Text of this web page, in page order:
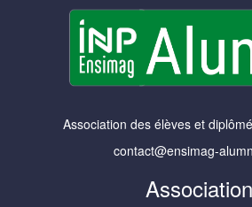
Association des élèves et
contact@ensimag-
Association